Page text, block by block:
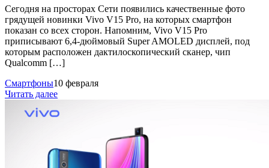
Сегодня на просторах Сети появились качественные фото
грядущей новинки Vivo V15 Pro, на которых смартфон
показан со всех сторон. Напомним, Vivo V15 Pro
приписывают 6,4-дюймовый Super AMOLED дисплей, под
которым расположен дактилоскопический сканер, чип
Qualcomm […]
Смартфоны10 февраля
Читать далее